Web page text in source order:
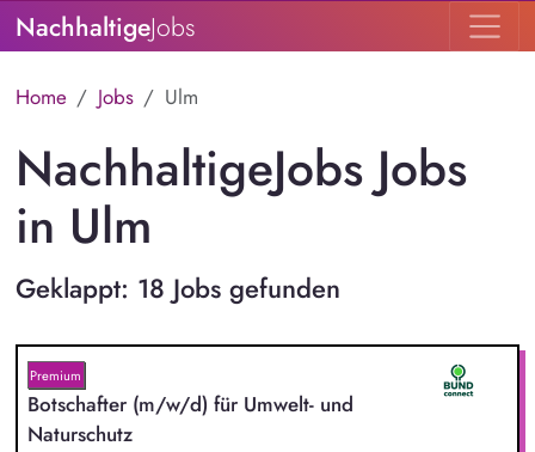
NachhaltigeJobs
Home Jobs Ulm
NachhaltigeJobs Jobs
in Ulm
Geklappt: 18 Jobs gefunden
Premium
Botschafter (m/w/d) für Umwelt- und
Naturschutz